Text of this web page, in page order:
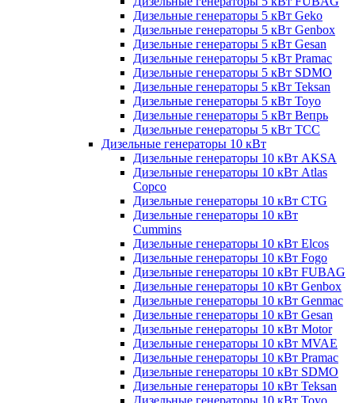
Дизельные генераторы 5 кВт Geko
Дизельные генераторы 5 кВт Genbox
Дизельные генераторы 5 кВт Gesan
Дизельные генераторы 5 кВт Pramac
Дизельные генераторы 5 кВт SDMO
Дизельные генераторы 5 кВт Teksan
Дизельные генераторы 5 кВт Toyo
Дизельные генераторы 5 кВт Вепрь
Дизельные генераторы 5 кВт ТСС
Дизельные генераторы 10 кВт
Дизельные генераторы 10 кВт AKSA
Дизельные генераторы 10 кВт Atlas
Copco
Дизельные генераторы 10 кВт CTG
Дизельные генераторы 10 кВт
Cummins
Дизельные генераторы 10 кВт Elcos
Дизельные генераторы 10 кВт Fogo
Дизельные генераторы 10 кВт FUBAG
Дизельные генераторы 10 кВт Genbox
Дизельные генераторы 10 кВт Genmac
Дизельные генераторы 10 кВт Gesan
Дизельные генераторы 10 кВт Motor
Дизельные генераторы 10 кВт MVAE
Дизельные генераторы 10 кВт Pramac
Дизельные генераторы 10 кВт SDMO
Дизельные генераторы 10 кВт Teksan
Дизельные генераторы 10 кВт Toyo